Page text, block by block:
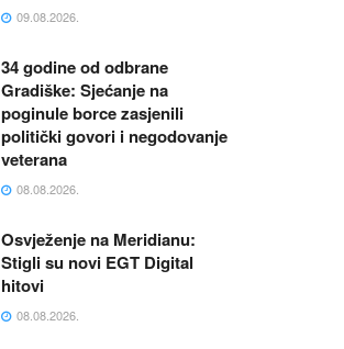
09.08.2026.
34 godine od odbrane
Gradiške: Sjećanje na
poginule borce zasjenili
politički govori i negodovanje
veterana
08.08.2026.
Osvježenje na Meridianu:
Stigli su novi EGT Digital
hitovi
08.08.2026.